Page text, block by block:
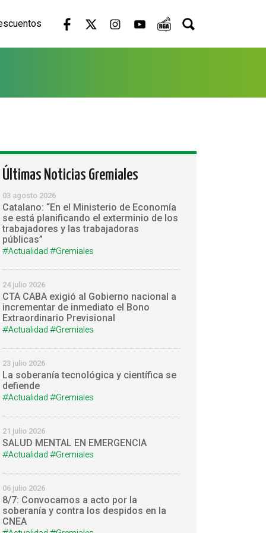
Últimas Noticias Gremiales
03 agosto 2026
Catalano: “En el Ministerio de Economía
se está planificando el exterminio de los
trabajadores y las trabajadoras
públicas”
#Actualidad #Gremiales
24 julio 2026
CTA CABA exigió al Gobierno nacional a
incrementar de inmediato el Bono
Extraordinario Previsional
#Actualidad #Gremiales
23 julio 2026
La soberanía tecnológica y científica se
defiende
#Actualidad #Gremiales
21 julio 2026
SALUD MENTAL EN EMERGENCIA
#Actualidad #Gremiales
06 julio 2026
8/7: Convocamos a acto por la
soberanía y contra los despidos en la
CNEA